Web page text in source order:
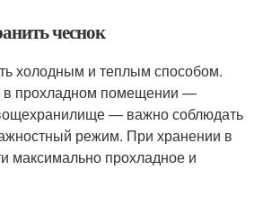
чеснок
холодным и теплым способом.
в прохладном помещении —
— важно соблюдать
режим. При хранении в
максимально прохладное и